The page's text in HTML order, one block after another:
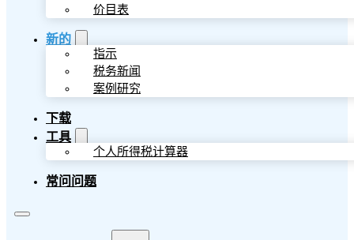
价目表
新的
指示
税务新闻
案例研究
下载
工具
个人所得税计算器
常问问题